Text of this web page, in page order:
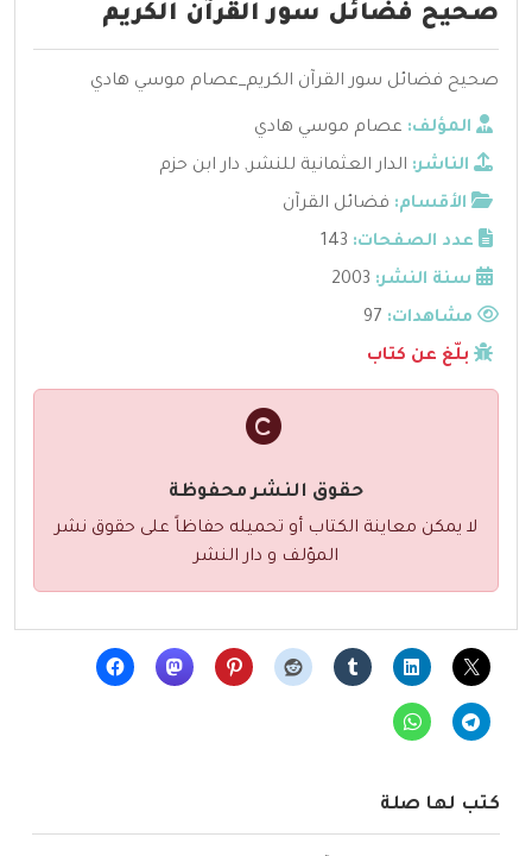
صحيح فضائل سور القرآن الكريم
صحيح فضائل سور القرآن الكريم_عصام موسي هادي
المؤلف: عصام موسي هادي
الناشر: الدار العثمانية للنشر, دار ابن حزم
الأقسام: فضائل القرآن
عدد الصفحات: 143
سنة النشر: 2003
مشاهدات:
بلّغ عن كتاب
حقوق النشر محفوظة
لا يمكن معاينة الكتاب أو تحميله حفاظاً على حقوق نشر
المؤلف و دار النشر
كتب لها صلة